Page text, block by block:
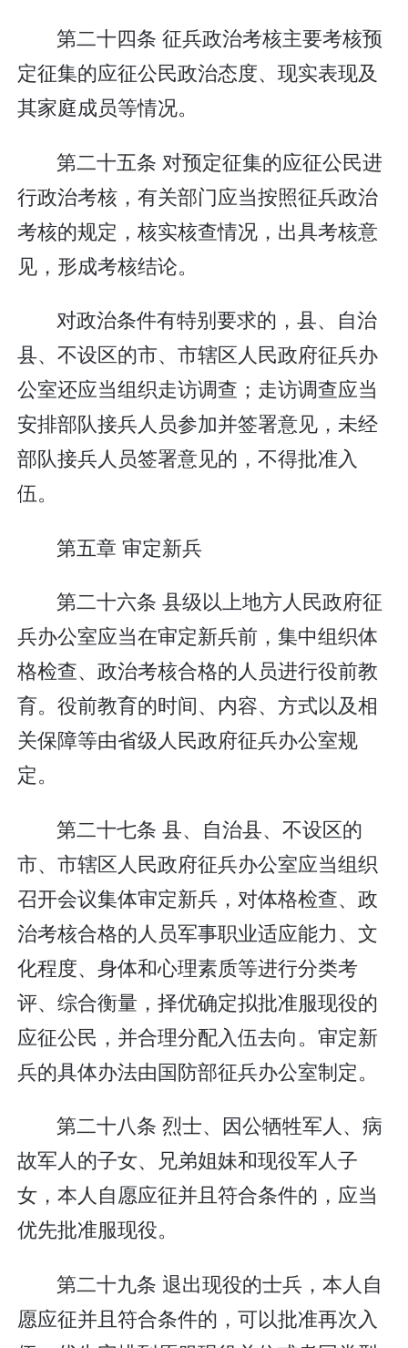
第二十四条 征兵政治考核主要考核预
定征集的应征公民政治态度、现实表现及
其家庭成员等情况。
第二十五条 对预定征集的应征公民进
行政治考核，有关部门应当按照征兵政治
考核的规定，核实核查情况，出具考核意
见，形成考核结论。
对政治条件有特别要求的，县、自治
县、不设区的市、市辖区人民政府征兵办
公室还应当组织走访调查；走访调查应当
安排部队接兵人员参加并签署意见，未经
部队接兵人员签署意见的，不得批准入
伍。
第五章 审定新兵
第二十六条 县级以上地方人民政府征
兵办公室应当在审定新兵前，集中组织体
格检查、政治考核合格的人员进行役前教
育。役前教育的时间、内容、方式以及相
关保障等由省级人民政府征兵办公室规
定。
第二十七条 县、自治县、不设区的
市、市辖区人民政府征兵办公室应当组织
召开会议集体审定新兵，对体格检查、政
治考核合格的人员军事职业适应能力、文
化程度、身体和心理素质等进行分类考
评、综合衡量，择优确定拟批准服现役的
应征公民，并合理分配入伍去向。审定新
兵的具体办法由国防部征兵办公室制定。
第二十八条 烈士、因公牺牲军人、病
故军人的子女、兄弟姐妹和现役军人子
女，本人自愿应征并且符合条件的，应当
优先批准服现役。
第二十九条 退出现役的士兵，本人自
愿应征并且符合条件的，可以批准再次入